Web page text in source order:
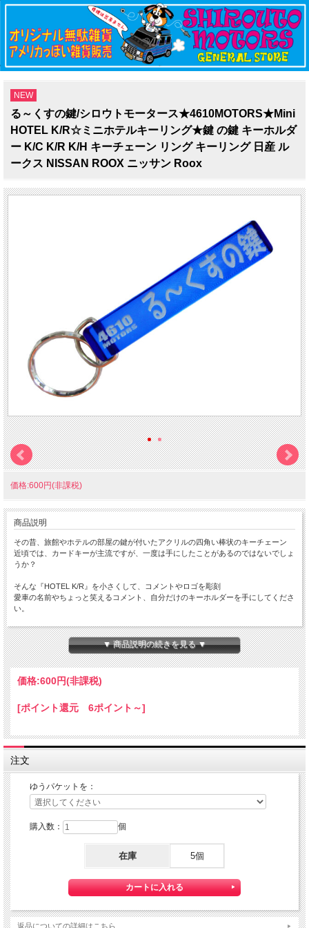
NEW
る～くすの鍵/シロウトモータース★4610MOTORS★Mini
HOTEL K/R☆ミニホテルキーリング★鍵 の鍵 キーホルダ
ー K/C K/R K/H キーチェーン リング キーリング 日産 ル
ークス NISSAN ROOX ニッサン Roox
価格:600円(非課税)
商品説明
その昔、旅館やホテルの部屋の鍵が付いたアクリルの四角い棒状のキーチェーン
近頃では、カードキーが主流ですが、一度は手にしたことがあるのではないでしょ
うか？
そんな『HOTEL K/R』を小さくして、コメントやロゴを彫刻
愛車の名前やちょっと笑えるコメント、自分だけのキーホルダーを手にしてくださ
い。
ちょっと小さな 『Mini HOTEL K/R』 です。
本体サイズ：１０×１４×８０ｍｍ
★コチラの商品は 『ゆうパケット』配送可能な商品になります。
ご利用の際の配送費は、全国一律『２５０円』になります。
ゆうパケット配送をご希望されるお客様は下記のゆうパケットにつきましての説明
ゆうパケット配送をご選択ください。
【送料】全国一律料金でお届けします。
『ゆうパケット』は通常の宅配便と異なり直接ポストへ投函するお届け方法です。
▼ 商品説明の続きを見る ▼
価格:600円(非課税)
[ポイント還元 6ポイント～]
注文
ゆうパケットを：
購入数： 個
在庫 5個
返品についての詳細はこちら